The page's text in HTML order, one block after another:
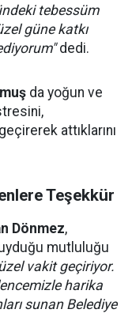
tebessüm
güne katkı
dedi.
da yoğun ve
attıklarını
Teşekkür
Dönmez,
mutluluğu
vakit geçiriyor.
harika
sunan Belediye